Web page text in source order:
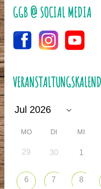
GGB @ SOCIAL MEDIA
MO DI MI
29 30 1
6 7 8